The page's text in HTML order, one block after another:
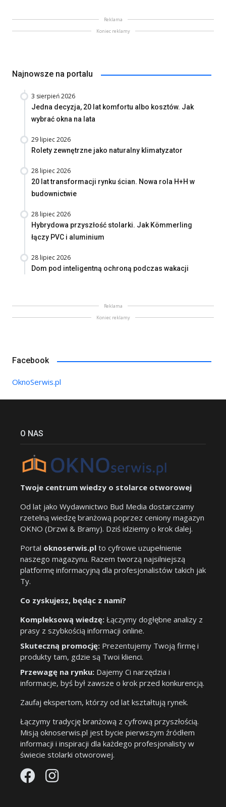
Reklama
Koniec reklamy
Najnowsze na portalu
3 sierpień 2026
Jedna decyzja, 20 lat komfortu albo kosztów. Jak
wybrać okna na lata
29 lipiec 2026
Rolety zewnętrzne jako naturalny klimatyzator
28 lipiec 2026
20 lat transformacji rynku ścian. Nowa rola H+H w
budownictwie
28 lipiec 2026
Hybrydowa przyszłość stolarki. Jak Kömmerling
łączy PVC i aluminium
28 lipiec 2026
Dom pod inteligentną ochroną podczas wakacji
Reklama
Koniec reklamy
Facebook
OknoSerwis.pl
O NAS
Twoje centrum wiedzy o stolarce otworowej
Od lat jako Wydawnictwo Bud Media dostarczamy
rzetelną wiedzę branżową poprzez ceniony magazyn
OKNO (Drzwi & Bramy). Dziś idziemy o krok dalej.
Portal oknoserwis.pl to cyfrowe uzupełnienie
naszego magazynu. Razem tworzą najsilniejszą
platformę informacyjną dla profesjonalistów takich jak
Ty.
Co zyskujesz, będąc z nami?
Kompleksową wiedzę: Łączymy dogłębne analizy z
prasy z szybkością informacji online.
Skuteczną promocję: Prezentujemy Twoją firmę i
produkty tam, gdzie są Twoi klienci.
Przewagę na rynku: Dajemy Ci narzędzia i
informacje, byś był zawsze o krok przed konkurencją.
Zaufaj ekspertom, którzy od lat kształtują rynek.
Łączymy tradycję branżową z cyfrową przyszłością.
Misją oknoserwis.pl jest bycie pierwszym źródłem
informacji i inspiracji dla każdego profesjonalisty w
świecie stolarki otworowej.